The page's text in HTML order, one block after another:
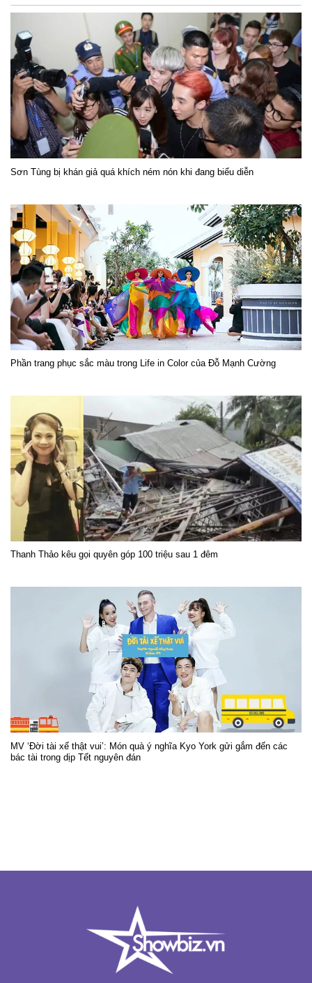
Sơn Tùng bị khán giả quá khích ném nón khi đang biểu diễn
Phần trang phục sắc màu trong Life in Color của Đỗ Mạnh Cường
Thanh Thảo kêu gọi quyên góp 100 triệu sau 1 đêm
MV ‘Đời tài xế thật vui’: Món quà ý nghĩa Kyo York gửi gắm đến các
bác tài trong dịp Tết nguyên đán